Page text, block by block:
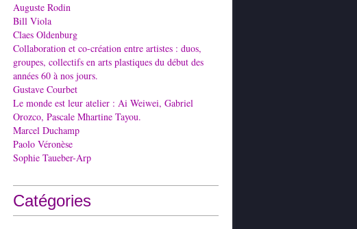
Auguste Rodin
Bill Viola
Claes Oldenburg
Collaboration et co-création entre artistes : duos,
groupes, collectifs en arts plastiques du début des
années 60 à nos jours.
Gustave Courbet
Le monde est leur atelier : Ai Weiwei, Gabriel
Orozco, Pascale Mhartine Tayou.
Marcel Duchamp
Paolo Véronèse
Sophie Taueber-Arp
Catégories